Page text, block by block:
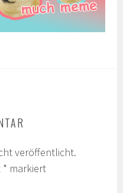
veröffentlicht.
* markiert